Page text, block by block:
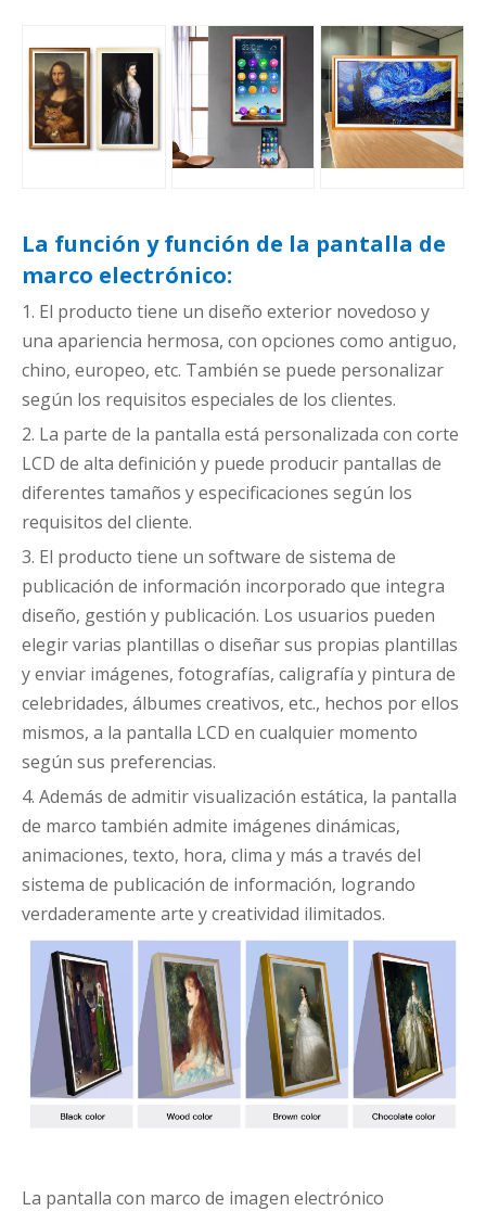
La función y función de la pantalla de
marco electrónico:
1. El producto tiene un diseño exterior novedoso y
una apariencia hermosa, con opciones como antiguo,
chino, europeo, etc. También se puede personalizar
según los requisitos especiales de los clientes.
2. La parte de la pantalla está personalizada con corte
LCD de alta definición y puede producir pantallas de
diferentes tamaños y especificaciones según los
requisitos del cliente.
3. El producto tiene un software de sistema de
publicación de información incorporado que integra
diseño, gestión y publicación. Los usuarios pueden
elegir varias plantillas o diseñar sus propias plantillas
y enviar imágenes, fotografías, caligrafía y pintura de
celebridades, álbumes creativos, etc., hechos por ellos
mismos, a la pantalla LCD en cualquier momento
según sus preferencias.
4. Además de admitir visualización estática, la pantalla
de marco también admite imágenes dinámicas,
animaciones, texto, hora, clima y más a través del
sistema de publicación de información, logrando
verdaderamente arte y creatividad ilimitados.
La pantalla con marco de imagen electrónico